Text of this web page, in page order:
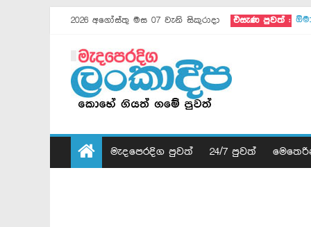
2026 අගෝස්තු මස 07 වැනි සිකුරාදා එසැණ පුවත් :
මැදපෙරදිග පුවත් 24/7 පුවත්